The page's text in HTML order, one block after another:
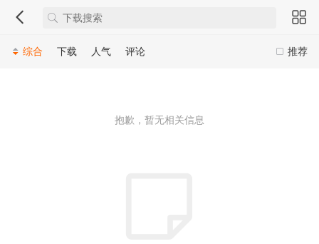
推荐
综合 下载 人气 评论
抱歉，暂无相关信息